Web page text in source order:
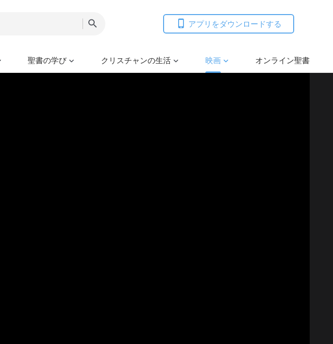
アプリをダウンロードする
聖書の学び クリスチャンの生活 映画 オンライン聖書